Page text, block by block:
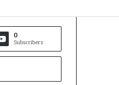
0
Subscribers